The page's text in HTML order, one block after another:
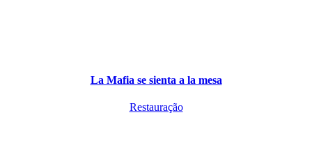
La Mafia se sienta a la mesa
Restauração